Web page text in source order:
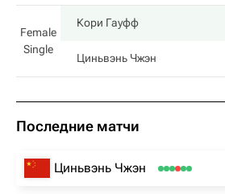
Female
Single
Кори Гауфф
Циньвэнь Чжэн
Последние матчи
Циньвэнь Чжэн